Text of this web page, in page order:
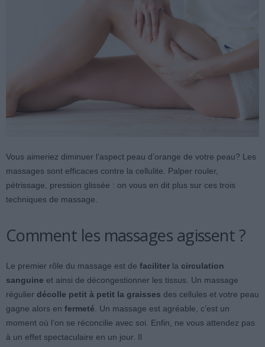
Vous aimeriez diminuer l’aspect peau d’orange de votre peau? Les
massages sont efficaces contre la cellulite. Palper rouler,
pétrissage, pression glissée : on vous en dit plus sur ces trois
techniques de massage.
Comment les massages agissent ?
Le premier rôle du massage est de faciliter la circulation
sanguine et ainsi de décongestionner les tissus. Un massage
régulier décolle petit à petit la graisses des cellules et votre peau
gagne alors en fermeté. Un massage est agréable, c’est un
moment où l’on se réconcilie avec soi. Enfin, ne vous attendez pas
à un effet spectaculaire en un jour. Il